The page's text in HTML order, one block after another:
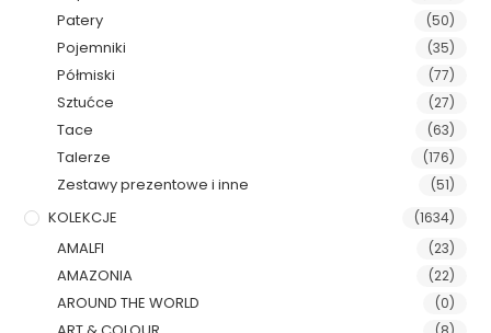
Patery (50)
Pojemniki (35)
Półmiski (77)
Sztućce (27)
Tace (63)
Talerze (176)
Zestawy prezentowe i inne (51)
KOLEKCJE (1634)
AMALFI (23)
AMAZONIA (22)
AROUND THE WORLD (0)